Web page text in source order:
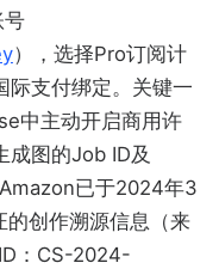
号
），选择Pro订阅计
际支付绑定。关键一
中主动开启商用许
成图的Job ID及
已于2024年3
的创作溯源信息（来
：CS-2024-